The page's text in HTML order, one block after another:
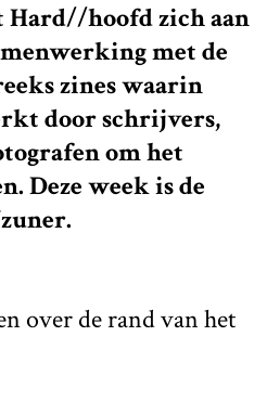
hoofd zich aan
met de
zines waarin
door schrijvers,
om het
Deze week is de
over de rand van het